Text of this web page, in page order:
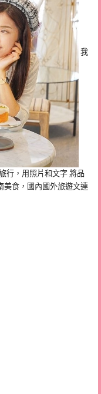
我
行，用照片和文字 將品
美食，國內國外旅遊文連